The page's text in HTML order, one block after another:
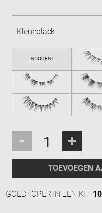
Kleur:black
- +
TOEVOEGEN
GOEDKOPER IN EEN KIT